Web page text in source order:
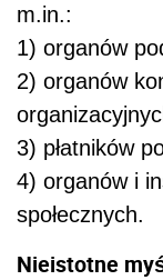
m.in.:
1) organów
2) organów
3) płatników
4) organów i
społecznych.
Nieistotne